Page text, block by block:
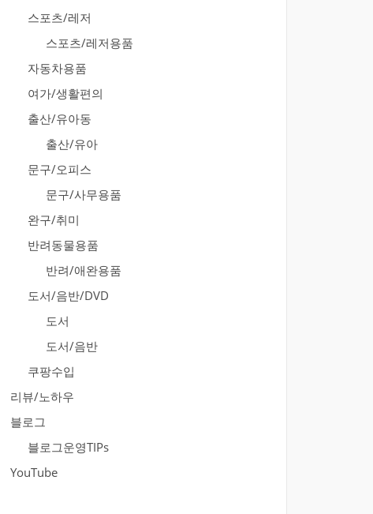
스포츠/레저
스포츠/레저용품
자동차용품
여가/생활편의
출산/유아동
출산/유아
문구/오피스
문구/사무용품
완구/취미
반려동물용품
반려/애완용품
도서/음반/DVD
도서
도서/음반
쿠팡수입
리뷰/노하우
블로그
블로그운영TIPs
YouTube